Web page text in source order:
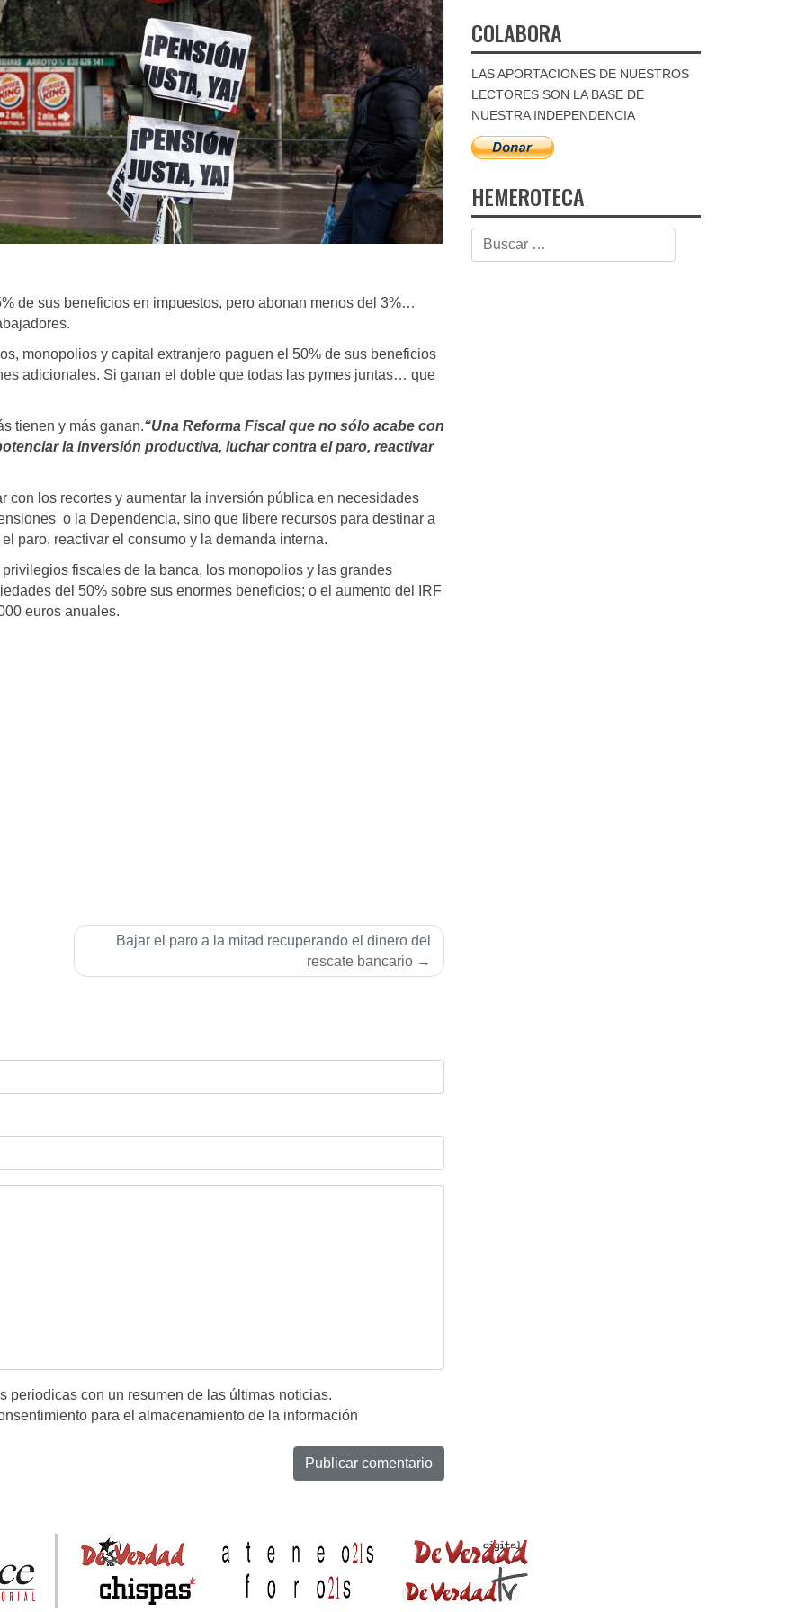
de sus beneficios en impuestos, pero abonan menos del 3%…
monopolios y capital extranjero paguen el 50% de sus beneficios
adicionales. Si ganan el doble que todas las pymes juntas… que
tienen y más ganan.“Una Reforma Fiscal que no sólo acabe con
la inversión productiva, luchar contra el paro, reactivar
con los recortes y aumentar la inversión pública en necesidades
o la Dependencia, sino que libere recursos para destinar a
paro, reactivar el consumo y la demanda interna.
fiscales de la banca, los monopolios y las grandes
del 50% sobre sus enormes beneficios; o el aumento del IRF
euros anuales.
Bajar el paro a la mitad recuperando el dinero del
rescate bancario
periodicas con un resumen de las últimas noticias.
para el almacenamiento de la información
COLABORA
LAS APORTACIONES DE NUESTROS
LECTORES SON LA BASE DE
NUESTRA INDEPENDENCIA
HEMEROTECA